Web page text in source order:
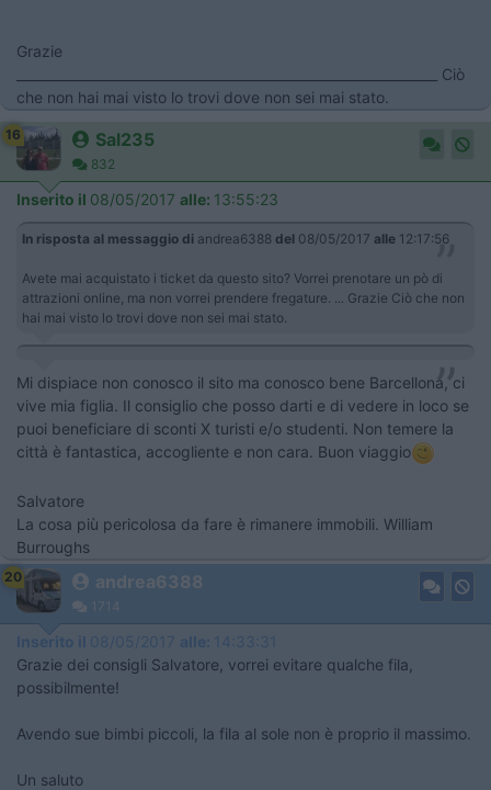
Grazie
________________________________________________________________ Ciò
che non hai mai visto lo trovi dove non sei mai stato.
16 Sal235
832
Inserito il 08/05/2017 alle: 13:55:23
In risposta al messaggio di andrea6388 del 08/05/2017 alle 12:17:56
Avete mai acquistato i ticket da questo sito? Vorrei prenotare un pò di
attrazioni online, ma non vorrei prendere fregature. ... Grazie Ciò che non
hai mai visto lo trovi dove non sei mai stato.
Mi dispiace non conosco il sito ma conosco bene Barcellona, ci
vive mia figlia. Il consiglio che posso darti e di vedere in loco se
puoi beneficiare di sconti X turisti e/o studenti. Non temere la
città è fantastica, accogliente e non cara. Buon viaggio
Salvatore
La cosa più pericolosa da fare è rimanere immobili. William
Burroughs
20 andrea6388
1714
Inserito il 08/05/2017 alle: 14:33:31
Grazie dei consigli Salvatore, vorrei evitare qualche fila,
possibilmente!
Avendo sue bimbi piccoli, la fila al sole non è proprio il massimo.
Un saluto